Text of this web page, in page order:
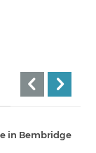
in Bembridge